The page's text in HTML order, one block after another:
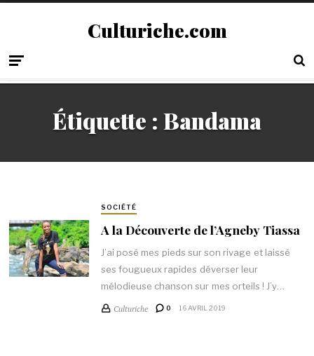
Culturiche.com
Étiquette : Bandama
SOCIÉTÉ
A la Découverte de l’Agneby Tiassa
J’ai posé mes pieds sur son rivage et laissé
ses fougueux rapides déverser leur
mélodieuse chanson sur mes orteils ! J’y…
Culturiche 0 16 AVRIL 2019